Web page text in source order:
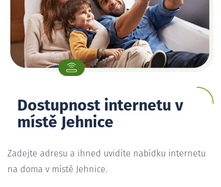
Dostupnost internetu v
místě Jehnice
Zadejte adresu a ihned uvidíte nabídku internetu
na doma v místě Jehnice.